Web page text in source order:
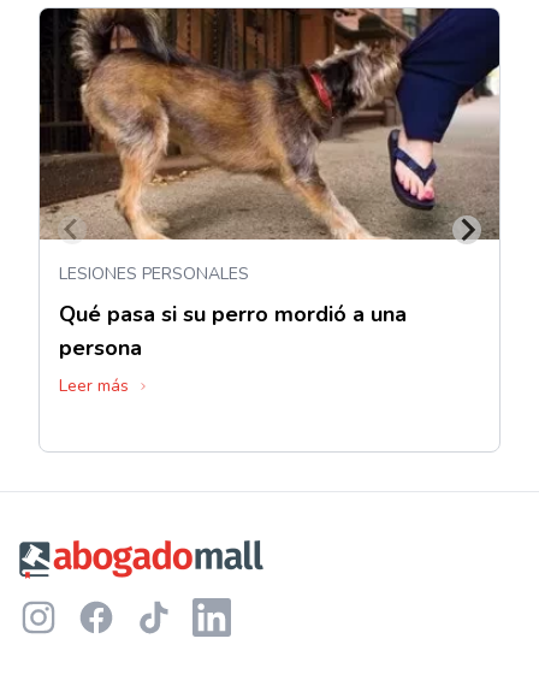
LESIONES PERSONALES
Qué pasa si su perro mordió a una
persona
Leer más
InstagramFacebookTikTok LinkedIn